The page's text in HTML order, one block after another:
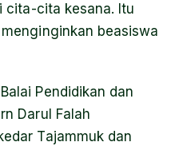
cita-cita kesana. Itu
beasiswa
Pendidikan dan
Darul Falah
Tajammuk dan